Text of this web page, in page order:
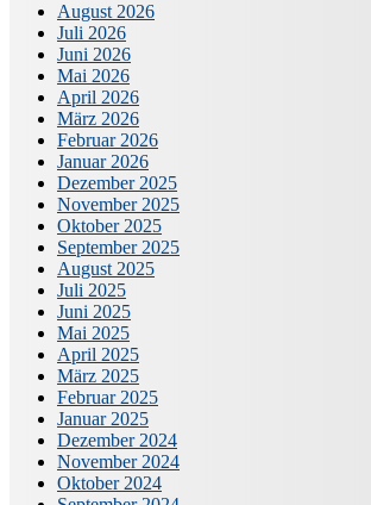
August 2026
Juli 2026
Juni 2026
Mai 2026
April 2026
März 2026
Februar 2026
Januar 2026
Dezember 2025
November 2025
Oktober 2025
September 2025
August 2025
Juli 2025
Juni 2025
Mai 2025
April 2025
März 2025
Februar 2025
Januar 2025
Dezember 2024
November 2024
Oktober 2024